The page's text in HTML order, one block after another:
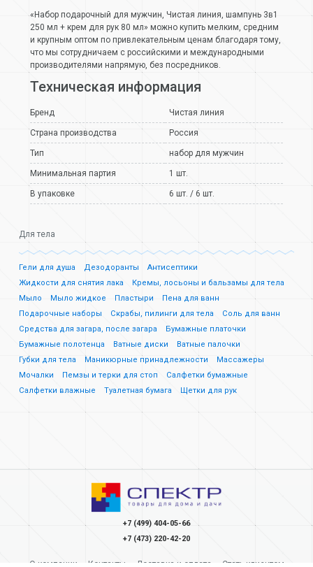
«Набор подарочный для мужчин, Чистая линия, шампунь 3в1
250 мл + крем для рук 80 мл» можно купить мелким, средним
и крупным оптом по привлекательным ценам благодаря тому,
что мы сотрудничаем с российскими и международными
производителями напрямую, без посредников.
Техническая информация
Бренд Чистая линия
Страна производства Россия
Тип набор для мужчин
Минимальная партия 1 шт.
В упаковке 6 шт. / 6 шт.
Для тела
Гели для душа Дезодоранты
Антисептики
Жидкости для снятия лака
Кремы, лосьоны и бальзамы для тела
Мыло
Мыло жидкое Пластыри
Пена для ванн
Подарочные наборы
Скрабы, пилинги для тела
Соль для ванн
Средства для загара, после загара
Бумажные платочки
Бумажные полотенца
Ватные диски
Ватные палочки
Губки для тела
Маникюрные принадлежности
Массажеры
Мочалки
Пемзы и терки для стоп
Салфетки бумажные
Салфетки влажные
Туалетная бумага Щетки для рук
+7 (499) 404-05-66
+7 (473) 220-42-20
О компании Контакты Доставка и оплата Стать клиентом